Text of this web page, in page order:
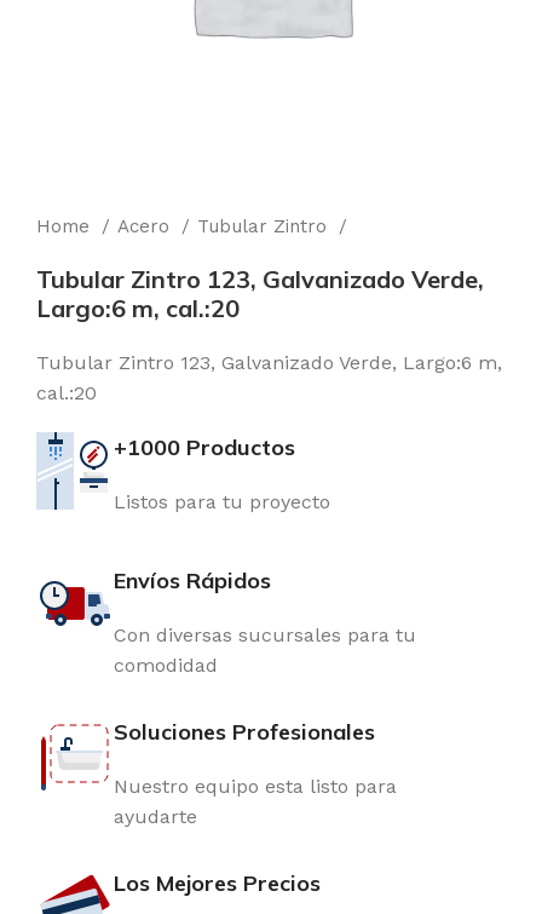
Home Acero Tubular Zintro
Tubular Zintro 123, Galvanizado Verde,
Largo:6 m, cal.:20
Tubular Zintro 123, Galvanizado Verde, Largo:6 m,
cal.:20
+1000 Productos
Listos para tu proyecto
Envíos Rápidos
Con diversas sucursales para tu
comodidad
Soluciones Profesionales
Nuestro equipo esta listo para
ayudarte
Los Mejores Precios